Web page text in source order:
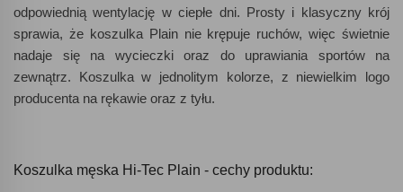
odpowiednią wentylację w ciepłe dni. Prosty i klasyczny krój
sprawia, że koszulka Plain nie krępuje ruchów, więc świetnie
nadaje się na wycieczki oraz do uprawiania sportów na
zewnątrz. Koszulka w jednolitym kolorze, z niewielkim logo
producenta na rękawie oraz z tyłu.
Koszulka męska Hi-Tec Plain - cechy produktu: